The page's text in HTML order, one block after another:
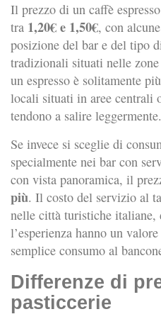
Il prezzo di un caffè
tra 1,20€ e 1,50€, con
posizione del bar e del tipo
tradizionali situati nelle
un espresso è solitamente
locali situati in aree centrali
tendono a salire leggermente.
Se invece si sceglie di
specialmente nei bar con
con vista panoramica, il
più. Il costo del servizio al
nelle città turistiche italiane,
l’esperienza hanno un
semplice consumo al
Differenze di
pasticcerie